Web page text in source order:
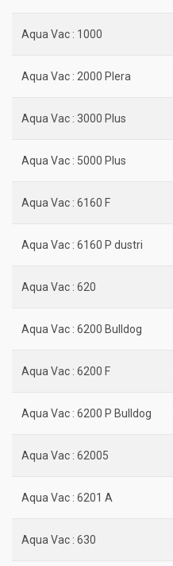
Aqua Vac : 1000
Aqua Vac : 2000 Plera
Aqua Vac : 3000 Plus
Aqua Vac : 5000 Plus
Aqua Vac : 6160 F
Aqua Vac : 6160 P dustri
Aqua Vac : 620
Aqua Vac : 6200 Bulldog
Aqua Vac : 6200 F
Aqua Vac : 6200 P Bulldog
Aqua Vac : 62005
Aqua Vac : 6201 A
Aqua Vac : 630